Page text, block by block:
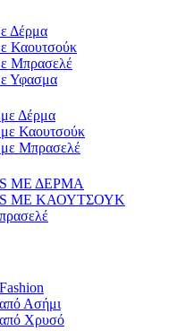
Δέρμα
Καουτσούκ
Μπρασελέ
Υφασμα
με Δέρμα
με Καουτσούκ
με Μπρασελέ
ΜΕ ΔΕΡΜΑ
ΜΕ ΚΑΟΥΤΣΟΥΚ
Ασήμι
από Χρυσό